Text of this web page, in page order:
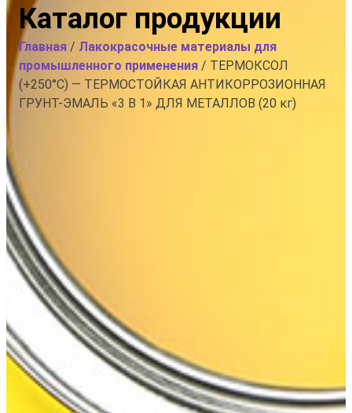
Каталог продукции
Главная / Лакокрасочные материалы для
промышленного применения / ТЕРМОКСОЛ
(+250°С) — ТЕРМОСТОЙКАЯ АНТИКОРРОЗИОННАЯ
ГРУНТ-ЭМАЛЬ «3 В 1» ДЛЯ МЕТАЛЛОВ (20 кг)